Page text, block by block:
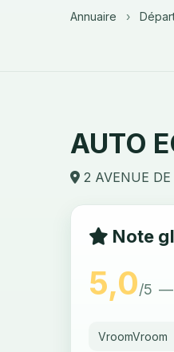
Annuaire ›
AUTO
2 AVENUE
Note
5,0/5 —
VroomVroom